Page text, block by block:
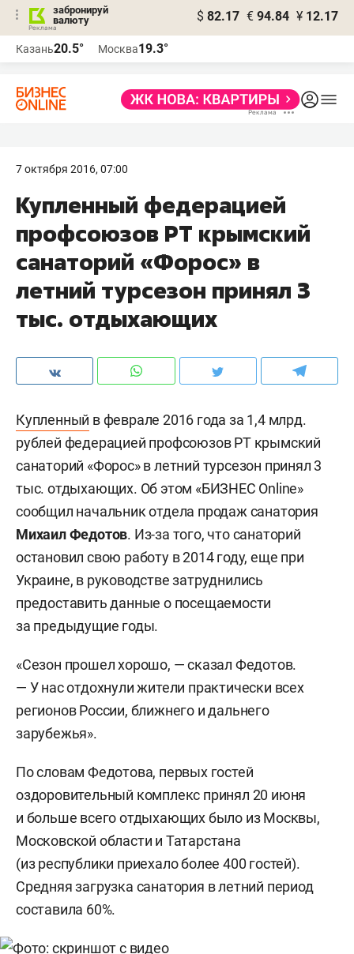
забронируй
валюту
$ 82.17 € 94.84 ¥ 12.17
Казань20.5° Москва19.3°
7 октября 2016, 07:00
Купленный федерацией
профсоюзов РТ крымский
санаторий «Форос» в
летний турсезон принял 3
тыс. отдыхающих
Купленный в феврале 2016 года за 1,4 млрд.
рублей федерацией профсоюзов РТ крымский
санаторий «Форос» в летний турсезон принял 3
тыс. отдыхающих. Об этом «БИЗНЕС Online»
сообщил начальник отдела продаж санатория
Михаил Федотов. Из-за того, что санаторий
остановил свою работу в 2014 году, еще при
Украине, в руководстве затруднились
предоставить данные о посещаемости
за предыдущие годы.
«Сезон прошел хорошо, — сказал Федотов.
— У нас отдохнули жители практически всех
регионов России, ближнего и дальнего
зарубежья».
По словам Федотова, первых гостей
оздоровительный комплекс принял 20 июня
и больше всего отдыхающих было из Москвы,
Московской области и Татарстана
(из республики приехало более 400 гостей).
Средняя загрузка санатория в летний период
составила 60%.